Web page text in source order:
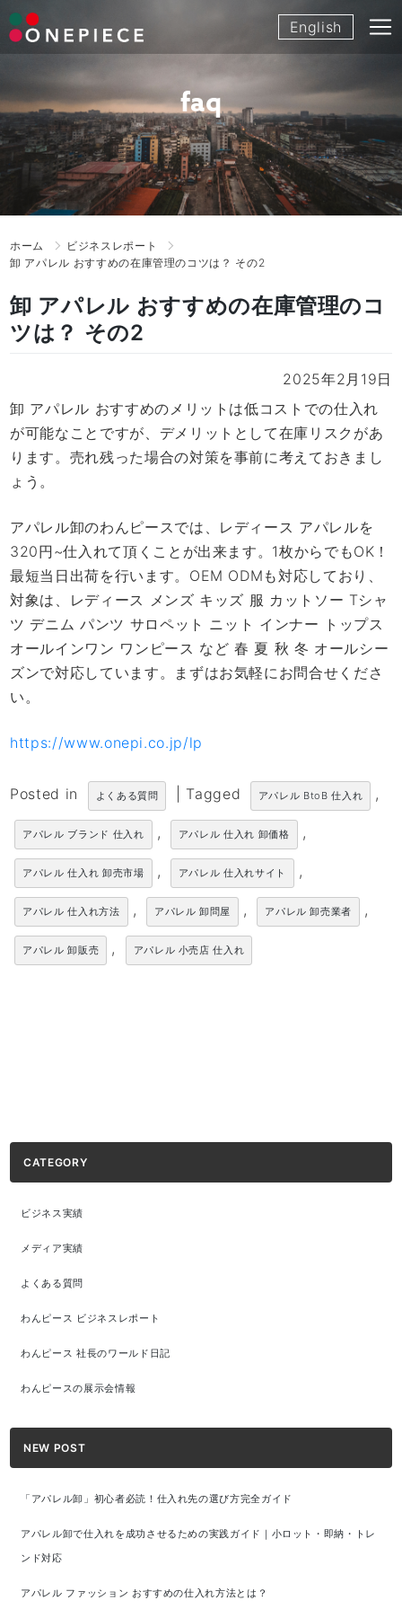
Skip
to
English
faq
ホーム
ビジネスレポート
卸 アパレル おすすめの在庫管理のコツは？ その2
卸 アパレル おすすめの在庫管理のコ
ツは？ その2
2025年2月19日
卸 アパレル おすすめのメリットは低コストでの仕入れ
が可能なことですが、デメリットとして在庫リスクがあ
ります。売れ残った場合の対策を事前に考えておきまし
ょう。
アパレル卸のわんピースでは、レディース アパレルを
320円~仕入れて頂くことが出来ます。1枚からでもOK！
最短当日出荷を行います。OEM ODMも対応しており、
対象は、レディース メンズ キッズ 服 カットソー Tシャ
ツ デニム パンツ サロペット ニット インナー トップス
オールインワン ワンピース など 春 夏 秋 冬 オールシー
ズンで対応しています。まずはお気軽にお問合せくださ
い。
https://www.onepi.co.jp/lp
Posted in よくある質問 Tagged アパレル BtoB 仕入れ ,
アパレル ブランド 仕入れ , アパレル 仕入れ 卸価格 ,
アパレル 仕入れ 卸売市場 , アパレル 仕入れサイト ,
アパレル 仕入れ方法 , アパレル 卸問屋 , アパレル 卸売業者 ,
アパレル 卸販売 , アパレル 小売店 仕入れ
CATEGORY
ビジネス実績
メディア実績
よくある質問
わんピース ビジネスレポート
わんピース 社長のワールド日記
わんピースの展示会情報
NEW POST
「アパレル卸」初心者必読！仕入れ先の選び方完全ガイド
アパレル卸で仕入れを成功させるための実践ガイド｜小ロット・即納・トレ
ンド対応
アパレル ファッション おすすめの仕入れ方法とは？